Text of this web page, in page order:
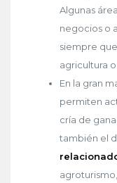
Algunas
negocios o
siempre
agricultura
En la gran
permiten
cría de
también el